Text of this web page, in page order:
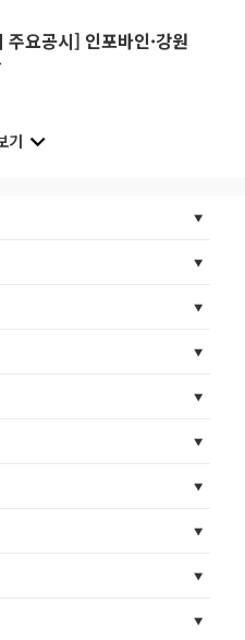
주요공시] 인포바인·강원
기